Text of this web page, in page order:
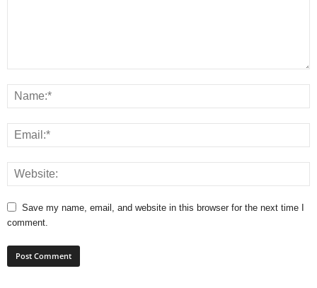
Save my name, email, and website in this browser for the next time I
comment.